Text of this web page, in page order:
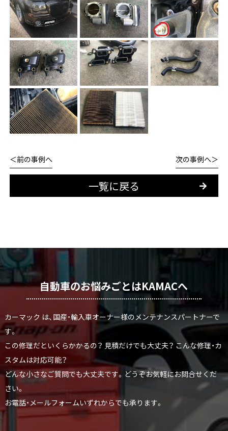
前の事例へ
一覧に戻る
次の事例へ
自動車のお悩みごとはKAMACへ
カーマック は、国産・輸入車オーナー様のメンテナンスパートナーで
す。
この修理だといくらかかるの？ 見積だけでも大丈夫？ こんな修理・カ
スタムは対応可能？
どんな小さなご質問でも大丈夫です。どうぞお気軽にお問合せくだ
さい。
お電話・メールフォームいずれからでも承ります。